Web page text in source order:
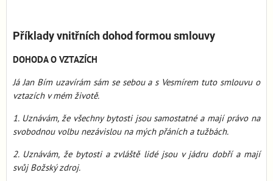
Příklady vnitřních dohod formou smlouvy
DOHODA O VZTAZÍCH
Já Jan Bím uzavírám sám se sebou a s Vesmírem tuto smlouvu o
vztazích v mém životě.
1. Uznávám, že všechny bytosti jsou samostatné a mají právo na
svobodnou volbu nezávislou na mých přáních a tužbách.
2. Uznávám, že bytosti a zvláště lidé jsou v jádru dobří a mají
svůj Božský zdroj.